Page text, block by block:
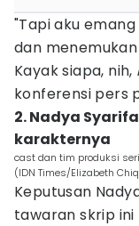
"Tapi aku
dan
Kayak siapa, nih,
konferensi pers
2. Nadya
karakternya
cast dan tim produksi
(IDN Times/Elizabeth
Keputusan
tawaran skrip